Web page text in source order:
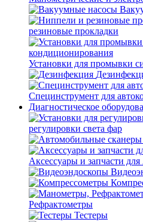
резиновые прокладки
Установки для промывки
Специнструмент для
Диагностическое
регулировки света фар
Аксессуары и запчасти
Рефрактометры
Тестеры